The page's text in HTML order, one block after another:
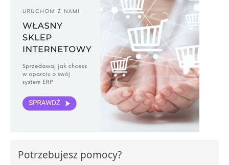
Potrzebujesz pomocy?